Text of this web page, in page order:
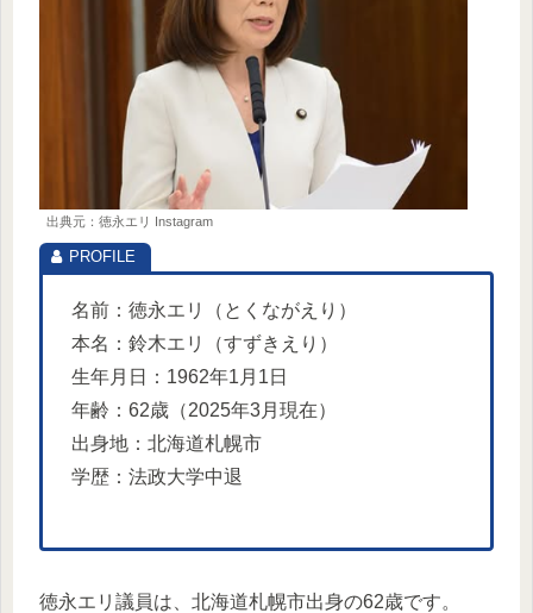
出典元：徳永エリ Instagram
名前：徳永エリ（とくながえり）
本名：鈴木エリ（すずきえり）
生年月日：1962年1月1日
年齢：62歳（2025年3月現在）
出身地：北海道札幌市
学歴：法政大学中退
徳永エリ議員は、北海道札幌市出身の62歳です。